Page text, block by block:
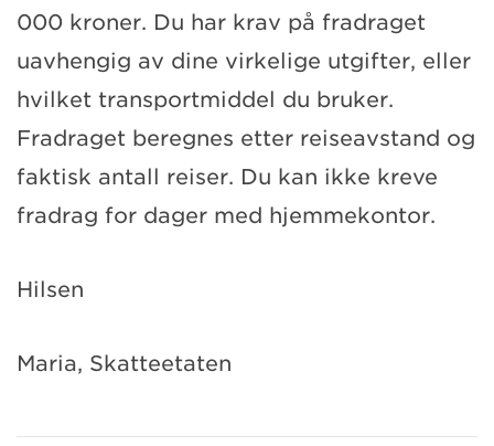
000 kroner. Du har krav på fradraget
uavhengig av dine virkelige utgifter, eller
hvilket transportmiddel du bruker.
Fradraget beregnes etter reiseavstand og
faktisk antall reiser. Du kan ikke kreve
fradrag for dager med hjemmekontor.
Hilsen
Maria, Skatteetaten